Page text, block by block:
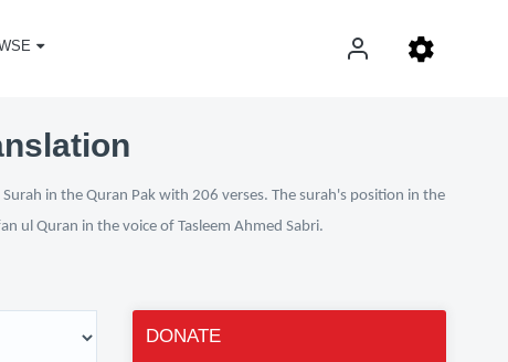
in the Quran Pak with 206 verses. The surah's position in the
ul Quran in the voice of Tasleem Ahmed Sabri.
DONATE